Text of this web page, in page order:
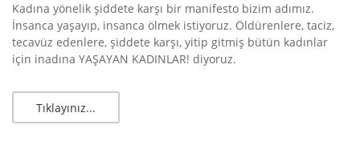
Kadına yönelik şiddete karşı bir manifesto bizim adımız.
İnsanca yaşayıp, insanca ölmek istiyoruz. Öldürenlere, taciz,
tecavüz edenlere, şiddete karşı, yitip gitmiş bütün kadınlar
için inadına YAŞAYAN KADINLAR! diyoruz.
Tıklayınız...